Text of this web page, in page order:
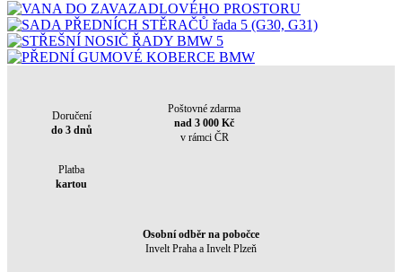
Doručení
do 3 dnů
Poštovné zdarma
nad 3 000 Kč
v rámci ČR
Platba
kartou
Osobní odběr na pobočce
Invelt Praha a Invelt Plzeň